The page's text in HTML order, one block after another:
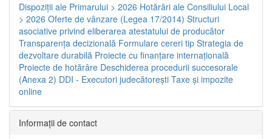
Dispoziţii ale Primarului > 2026 Hotărâri ale Consiliului Local
> 2026 Oferte de vânzare (Legea 17/2014) Structuri
asociative privind eliberarea atestatului de producător
Transparenţa decizională Formulare cereri tip Strategia de
dezvoltare durabilă Proiecte cu finanţare internaţională
Proiecte de hotărâre Deschiderea procedurii succesorale
(Anexa 2) DDI - Executori judecătorești Taxe şi impozite
online
Informaţii de contact